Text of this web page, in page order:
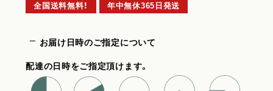
全国送料無料！ 年中無休365日発送
お届け日時のご指定について
配達の日時をご指定頂けます。